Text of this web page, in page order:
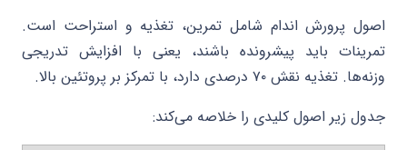
اصول پرورش اندام شامل تمرین، تغذیه و استراحت است.
تمرینات باید پیشرونده باشند، یعنی با افزایش تدریجی
وزنه‌ها. تغذیه نقش ۷۰ درصدی دارد، با تمرکز بر پروتئین بالا.
جدول زیر اصول کلیدی را خلاصه می‌کند: